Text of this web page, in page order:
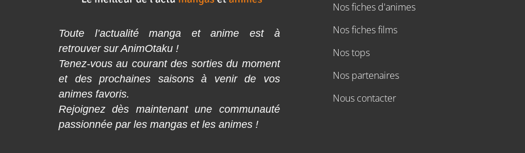
Toute l’actualité manga et anime est à
retrouver sur AnimOtaku !
Tenez-vous au courant des sorties du moment
et des prochaines saisons à venir de vos
animes favoris.
Rejoignez dès maintenant une communauté
passionnée par les mangas et les animes !
Nos fiches d'animes
Nos fiches films
Nos tops
Nos partenaires
Nous contacter